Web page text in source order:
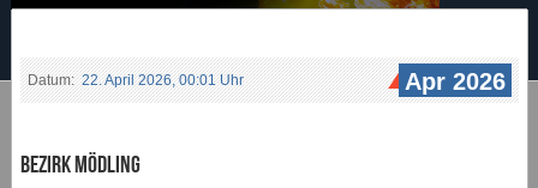
Datum: 22. April 2026, 00:01 Uhr Apr 2026
Bezirk Mödling